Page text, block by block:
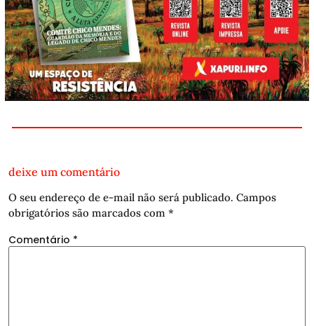
deixe um comentário
O seu endereço de e-mail não será publicado. Campos
obrigatórios são marcados com *
Comentário *